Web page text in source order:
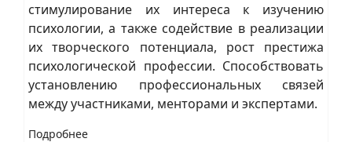
стимулирование их интереса к изучению
психологии, а также содействие в реализации
их творческого потенциала, рост престижа
психологической профессии. Способствовать
установлению профессиональных связей
между участниками, менторами и экспертами.
Подробнее